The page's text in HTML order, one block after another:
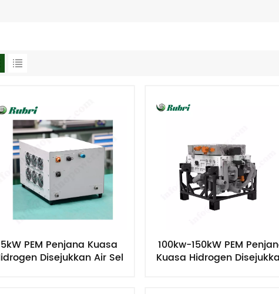
5kW PEM Penjana Kuasa
Disejukkan Air Sel
100kw-150kW PEM
Kuasa Hidrogen